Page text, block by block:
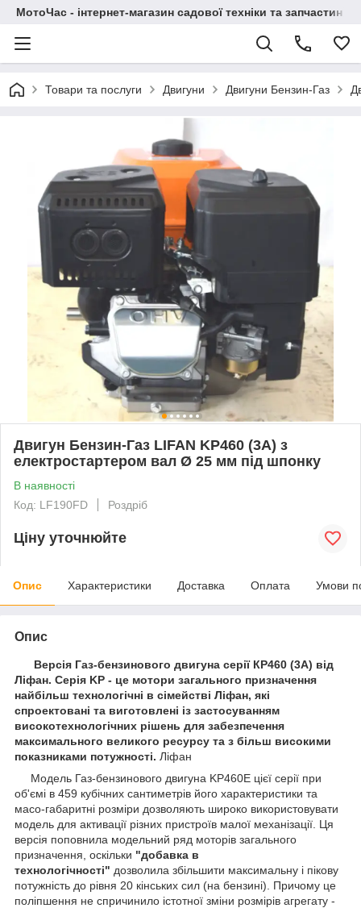
МотоЧас - інтернет-магазин садової техніки та запчастин
Товари та послуги Двигуни Двигуни Бензин-Газ
Двигун Бензин-Газ LIFAN KP460 (3А) з
електростартером вал Ø 25 мм під шпонку
В наявності
Код: LF190FD
Роздріб
Ціну уточнюйте
Опис Характеристики Доставка Оплата Умови
Опис
Версія Газ-бензинового двигуна серії КР460 (3А) від
Ліфан. Серія KP - це мотори загального призначення
найбільш технологічні в сімействі Ліфан, які
спроектовані та виготовлені із застосуванням
високотехнологічних рішень для забезпечення
максимального великого ресурсу та з більш високими
показниками потужності. Ліфан
Модель Газ-бензинового двигуна KP460E цієї серії при
об'ємі в 459 кубічних сантиметрів його характеристики та
масо-габаритні розміри дозволяють широко використовувати
модель для активації різних пристроїв малої механізації. Ця
версія поповнила модельний ряд моторів загального
призначення, оскільки "добавка в
технологічності" дозволила збільшити максимальну і пікову
потужність до рівня 20 кінських сил (на бензині). Причому це
поліпшення не спричинило істотної зміни розмірів агрегату -